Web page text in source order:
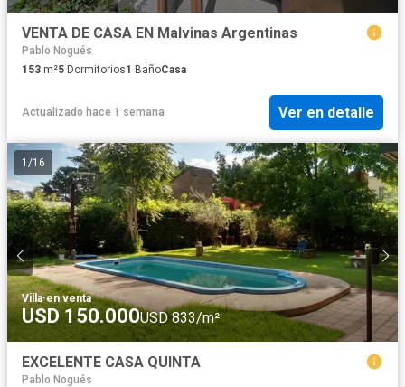
VENTA DE CASA EN Malvinas Argentinas
Pablo Nogués
153 m²5 Dormitorios1 BañoCasa
Actualizado hace 1 semana Ver en detalle
1 /16
Villa·en venta
USD 150.000USD 833/m²
EXCELENTE CASA QUINTA
Pablo Nogués